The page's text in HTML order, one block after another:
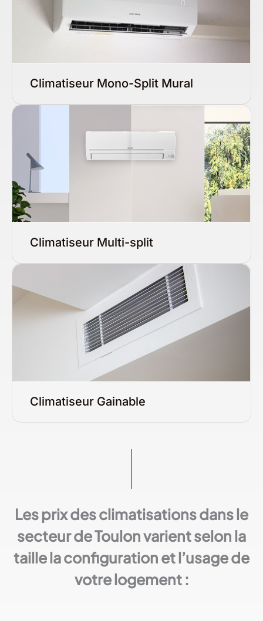
Climatiseur Mono-Split Mural
Climatiseur Multi-split
Climatiseur Gainable
Les prix des climatisations dans le
secteur de Toulon varient selon la
taille la configuration et l’usage de
votre logement :